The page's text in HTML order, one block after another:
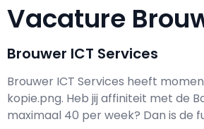
Vacature
Brouwer ICT Services
Brouwer ICT Services heeft
kopie.png. Heb jij affiniteit met de
maximaal 40 per week? Dan is de